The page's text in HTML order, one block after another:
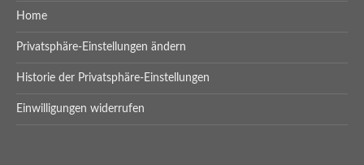
Home
Privatsphäre-Einstellungen ändern
Historie der Privatsphäre-Einstellungen
Einwilligungen widerrufen